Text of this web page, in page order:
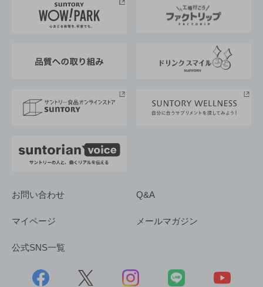
地域情報
サントリーサンバーズ大阪
サントリーが考えるサステナビリティ経営
企業概要
採用情報
お問い合わせ Q&A
マイページ メールマガジン
公式SNS一覧